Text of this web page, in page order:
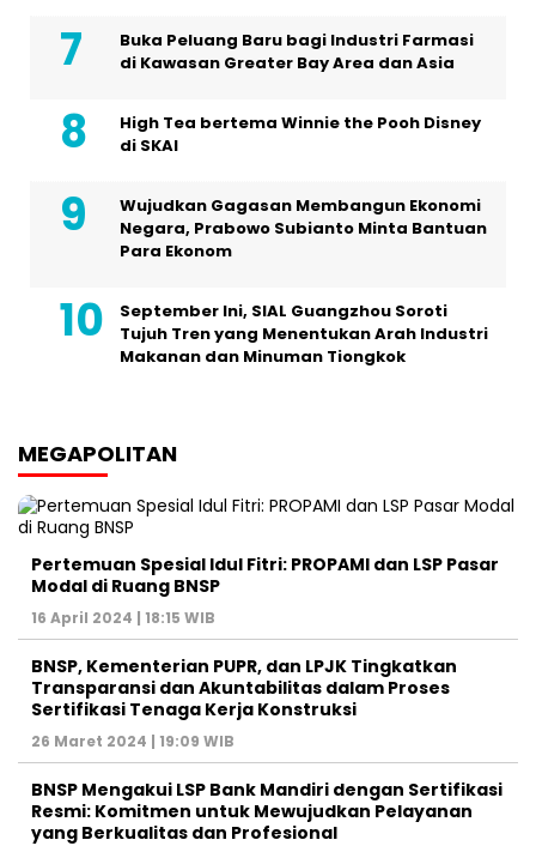
Buka Peluang Baru bagi Industri Farmasi
di Kawasan Greater Bay Area dan Asia
High Tea bertema Winnie the Pooh Disney
di SKAI
Wujudkan Gagasan Membangun Ekonomi
Negara, Prabowo Subianto Minta Bantuan
Para Ekonom
September Ini, SIAL Guangzhou Soroti
Tujuh Tren yang Menentukan Arah Industri
Makanan dan Minuman Tiongkok
MEGAPOLITAN
Pertemuan Spesial Idul Fitri: PROPAMI dan LSP Pasar
Modal di Ruang BNSP
16 April 2024 | 18:15 WIB
BNSP, Kementerian PUPR, dan LPJK Tingkatkan
Transparansi dan Akuntabilitas dalam Proses
Sertifikasi Tenaga Kerja Konstruksi
26 Maret 2024 | 19:09 WIB
BNSP Mengakui LSP Bank Mandiri dengan Sertifikasi
Resmi: Komitmen untuk Mewujudkan Pelayanan
yang Berkualitas dan Profesional